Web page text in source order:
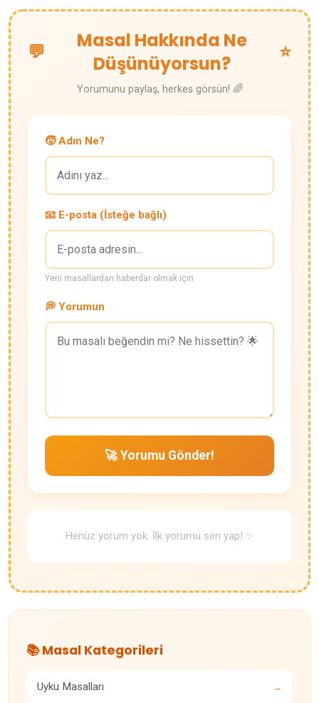
💬
Masal Hakkında Ne
Düşünüyorsun?
⭐
Yorumunu paylaş, herkes görsün! 🌈
🧒 Adın Ne?
📧 E-posta (İsteğe bağlı)
Yeni masallardan haberdar olmak için
💭 Yorumun
🚀 Yorumu Gönder!
Henüz yorum yok. İlk yorumu sen yap! ✨
📚 Masal Kategorileri
Uyku Masalları →